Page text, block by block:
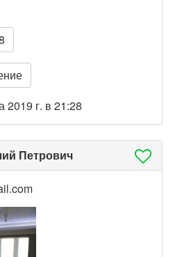
2019 г. в 21:28
Петрович